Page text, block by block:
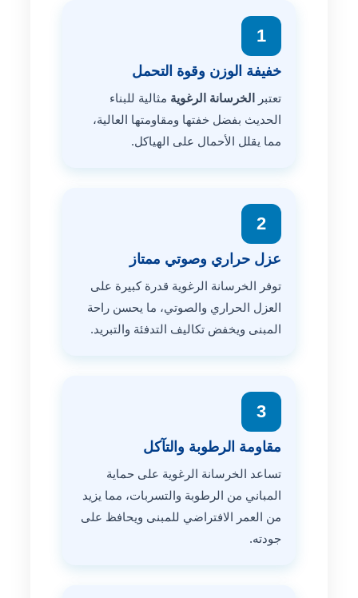
1
خفيفة الوزن وقوة التحمل
تعتبر الخرسانة الرغوية مثالية للبناء
الحديث بفضل خفتها ومقاومتها العالية،
مما يقلل الأحمال على الهياكل.
2
عزل حراري وصوتي ممتاز
توفر الخرسانة الرغوية قدرة كبيرة على
العزل الحراري والصوتي، ما يحسن راحة
المبنى ويخفض تكاليف التدفئة والتبريد.
3
مقاومة الرطوبة والتآكل
تساعد الخرسانة الرغوية على حماية
المباني من الرطوبة والتسربات، مما يزيد
من العمر الافتراضي للمبنى ويحافظ على
جودته.